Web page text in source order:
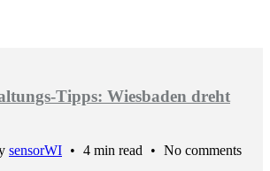
Tipps: Wiesbaden dreht
sensorWI 4 min read
No comments